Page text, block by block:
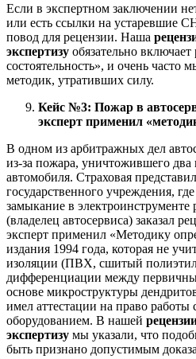
Если в экспертном заключении
или есть ссылки на устаревшие
повод для рецензии. Наша
экспертизу обязательно
состоятельность», и очень часто
методик, утративших силу.
Кейс №3: Пожар в
эксперт применил
В одном из арбитражных дел
из-за пожара, уничтожившего
автомобиля. Страховая
государственного учреждения,
замыкание в
(владелец автосервиса) заказал
эксперт применил «Методику
издания 1994 года, которая не
изоляции (ПВХ, сшитый
дифференциации между
основе микроструктуры
имел аттестации на право работы
оборудованием. В нашей
экспертизу мы указали, что
быть признано допустимым